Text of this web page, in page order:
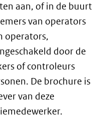
aan, of in de buurt
van operators
operators,
door de
of controleurs
De brochure is
van deze